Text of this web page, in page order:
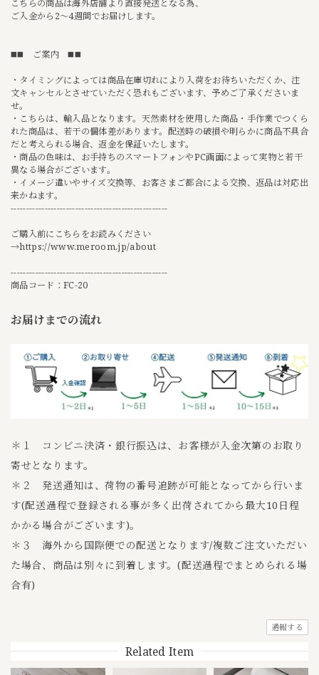
こちらの商品は海外店舗より直接発送となる為、
ご入金から2〜4週間でお届けします。
◼️◼️ ご案内 ◼️◼️
・タイミングによっては商品在庫切れにより入荷をお待ちいただくか、注
文キャンセルとさせていただく恐れもございます、予めご了承くださいま
せ。
・こちらは、輸入品となります。天然素材を使用した商品・手作業でつくら
れた商品は、若干の個体差があります。配送時の破損や明らかに商品不具合
だと考えられる場合、返金を保証いたします。
・商品の色味は、お手持ちのスマートフォンやPC画面によって実物と若干
異なる場合がございます。
・イメージ違いやサイズ交換等、お客さまご都合による交換、返品は対応出
来かねます。
---------------------------------------------------
ご購入前にこちらをお読みください
→https://www.meroom.jp/about
---------------------------------------------------
商品コード：FC-20
お届けまでの流れ
＊１ コンビニ決済・銀行振込は、お客様が入金次第のお取り
寄せとなります。
＊２ 発送通知は、荷物の番号追跡が可能となってから行いま
す(配送過程で登録される事が多く出荷されてから最大10日程
かかる場合がございます)。
＊３ 海外から国際便での配送となります/複数ご注文いただい
た場合、商品は別々に到着します。(配送過程でまとめられる場
合有)
通報する
Related Item